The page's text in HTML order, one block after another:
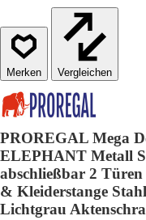
Vergleichen
PROREGAL Mega
ELEPHANT Metall
abschließbar 2
& Kleiderstange
Lichtgrau